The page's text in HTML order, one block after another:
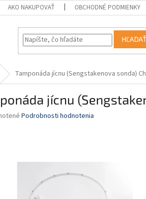
AKO NAKUPOVAŤ OBCHODNÉ PODMIENKY
HĽADAŤ
Tamponáda jícnu (Sengstakenova sonda)
jícnu
Podrobnosti hodnotenia